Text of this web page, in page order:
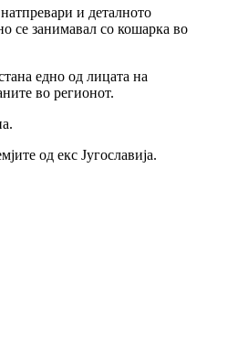
и деталното
се занимавал со кошарка во
едно од лицата на
во регионот.
од екс Југославија.